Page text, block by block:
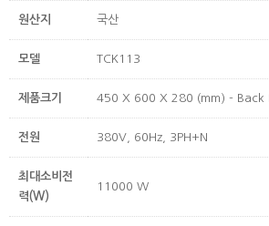
원산지 국산
모델 TCK113
제품크기 450 X 600 X 280 (mm) - Back
전원 380V, 60Hz, 3PH+N
최대소비전
력(W)
11000 W